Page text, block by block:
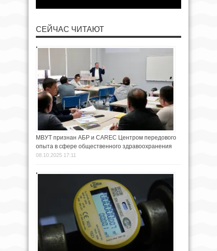
СЕЙЧАС ЧИТАЮТ
МВУТ признан АБР и CAREC Центром передового
опыта в сфере общественного здравоохранения
08.10.2025 17:11